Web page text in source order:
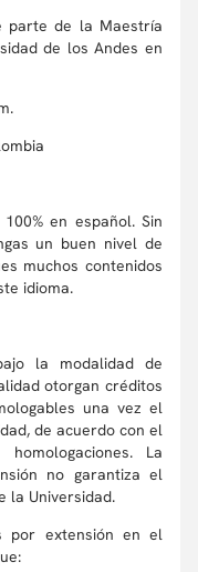
parte de la Maestría
de los Andes en
en español. Sin
un buen nivel de
muchos contenidos
idioma.
la modalidad de
otorgan créditos
una vez el
de acuerdo con el
La
no garantiza el
la Universidad.
por extensión en el